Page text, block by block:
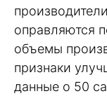
оправляются
объемы
признаки
данные о 50